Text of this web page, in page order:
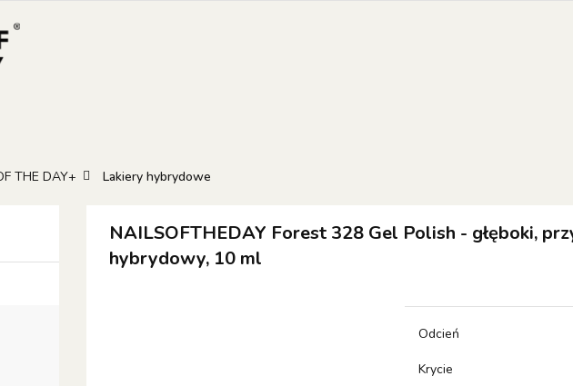
KATEGORIE
THE DAY+ Lakiery hybrydowe
NAILSOFTHEDAY Forest 328 Gel Polish - głęboki,
hybrydowy, 10 ml
Odcień
Krycie